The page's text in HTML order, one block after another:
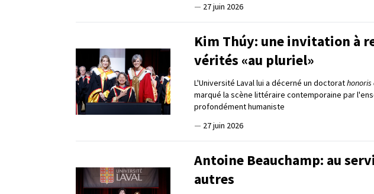
— 27 juin 2026
Kim Thúy: une invitation à
vérités «au pluriel»
L'Université Laval lui a décerné un doctorathonoris
marqué la scène littéraire contemporaine par
profondément humaniste
— 27 juin 2026
Antoine Beauchamp: au
autres